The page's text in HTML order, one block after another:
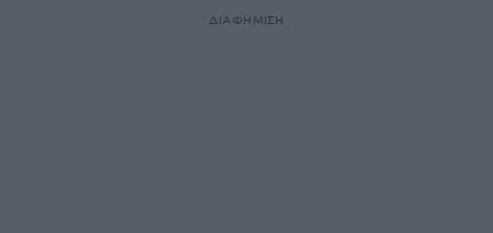
ΔΙΑΦΗΜΙΣΗ